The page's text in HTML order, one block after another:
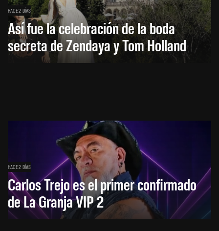
HACE 2 DÍAS
Así fue la celebración de la boda
secreta de Zendaya y Tom Holland
HACE 2 DÍAS
Carlos Trejo es el primer confirmado
de La Granja VIP 2